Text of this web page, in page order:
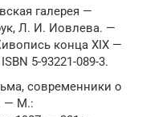
галерея —
Л. И. Иовлева. —
конца XIX —
5-93221-089-3.
современники о
— М.: